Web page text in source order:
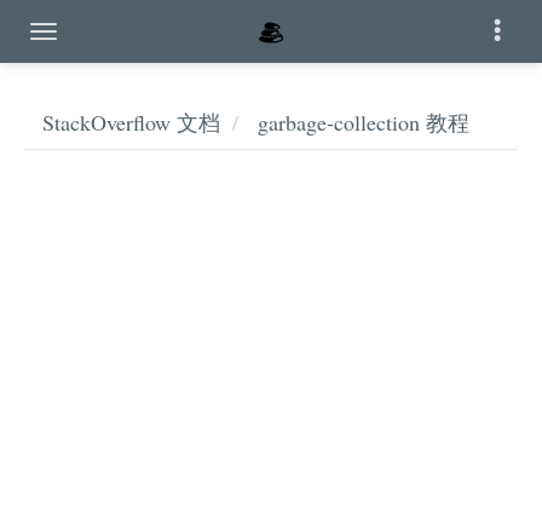
StackOverflow 文档 garbage-collection 教程